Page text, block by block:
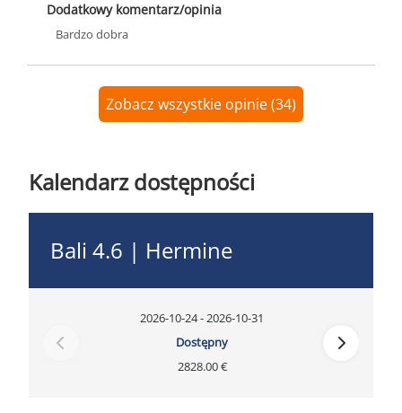
Dodatkowy komentarz/opinia
Bardzo dobra
Zobacz wszystkie opinie (34)
Kalendarz dostępności
Bali 4.6 | Hermine
2026-10-24 - 2026-10-31
Dostępny
2828.00 €